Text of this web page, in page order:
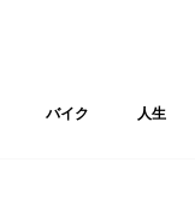
バイク 人生